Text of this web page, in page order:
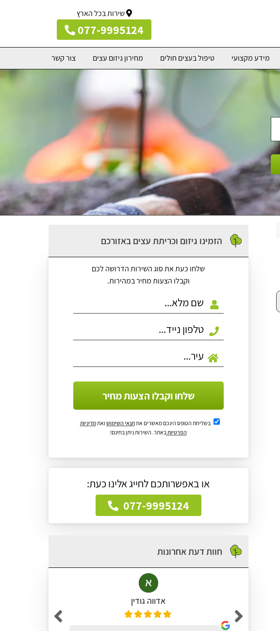
שירות בכל הארץ
077-9995124
מידע מקצועי טיפול בעצים חולים מחירון גיזום עצים צור קשר
הזמינו גיזום וכריתת עצים באזורכם
שלחו כעת את סוג השירות הדרושה לכם
וקבלו הצעות מחיר במהירות.
שלחו וקבלו הצעות מחיר
בשליחת הטופס הינכם מאשרים אתתנאי השימוש ואתמדיניות
הפרטיותבאתר. השירות ניתן בחינם!
או באפשרותכם לחייג אלינו כעת:
077-9995124
חוות דעת אחרונות
אדווה גודין